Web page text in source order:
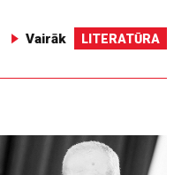
Vairāk LITERATŪRA